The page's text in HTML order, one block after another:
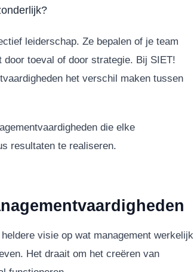
leiderschap. Ze bepalen of je team
toeval of door strategie. Bij SIET!
het verschil maken tussen
die elke
resultaten te realiseren.
visie op wat management werkelijk
Het draait om het creëren van